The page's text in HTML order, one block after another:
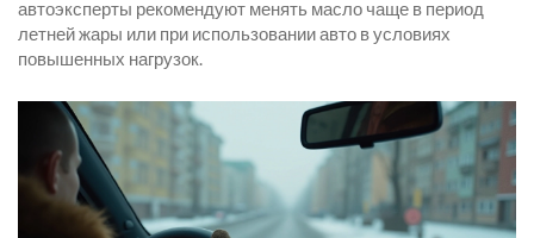
автоэксперты рекомендуют менять масло чаще в период
летней жары или при использовании авто в условиях
повышенных нагрузок.